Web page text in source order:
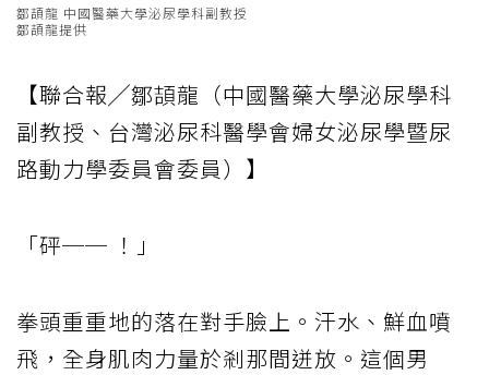
鄒頡龍 中國醫藥大學泌尿學科副教授
鄒頡龍提供
【聯合報╱鄒頡龍（中國醫藥大學泌尿學科
副教授、台灣泌尿科醫學會婦女泌尿學暨尿
路動力學委員會委員）】
「砰── ！」
拳頭重重地的落在對手臉上。汗水、鮮血噴
飛，全身肌肉力量於剎那間迸放。這個男